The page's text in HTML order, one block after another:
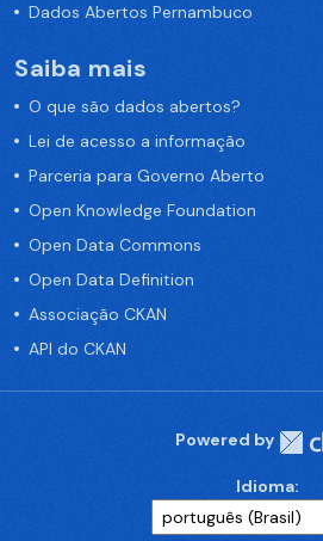
Dados Abertos Pernambuco
Saiba mais
O que são dados abertos?
Lei de acesso a informação
Parceria para Governo Aberto
Open Knowledge Foundation
Open Data Commons
Open Data Definition
Associação CKAN
API do CKAN
Powered by
Idioma